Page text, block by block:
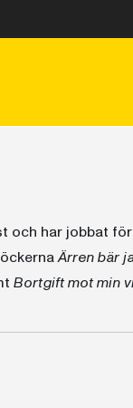
och har jobbat
Ärren bär
Bortgift mot min